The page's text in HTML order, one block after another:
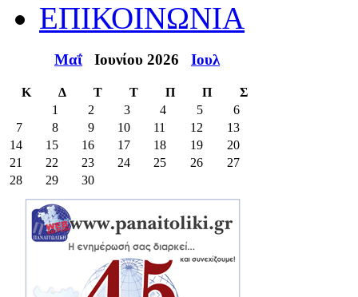
ΕΠΙΚΟΙΝΩΝΙΑ
Μαΐ Ιουνίου 2026 Ιουλ
Κ Δ Τ Τ Π Π
Σ
1
2 3 4 5
6
7
8 9 10 11 12
13
14
15 16 17 18 19
20
21
22 23 24 25 26
27
28
29 30